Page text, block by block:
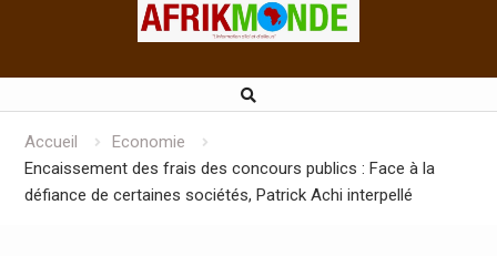
Accueil
Economie
Encaissement des frais des concours publics : Face à la
défiance de certaines sociétés, Patrick Achi interpellé